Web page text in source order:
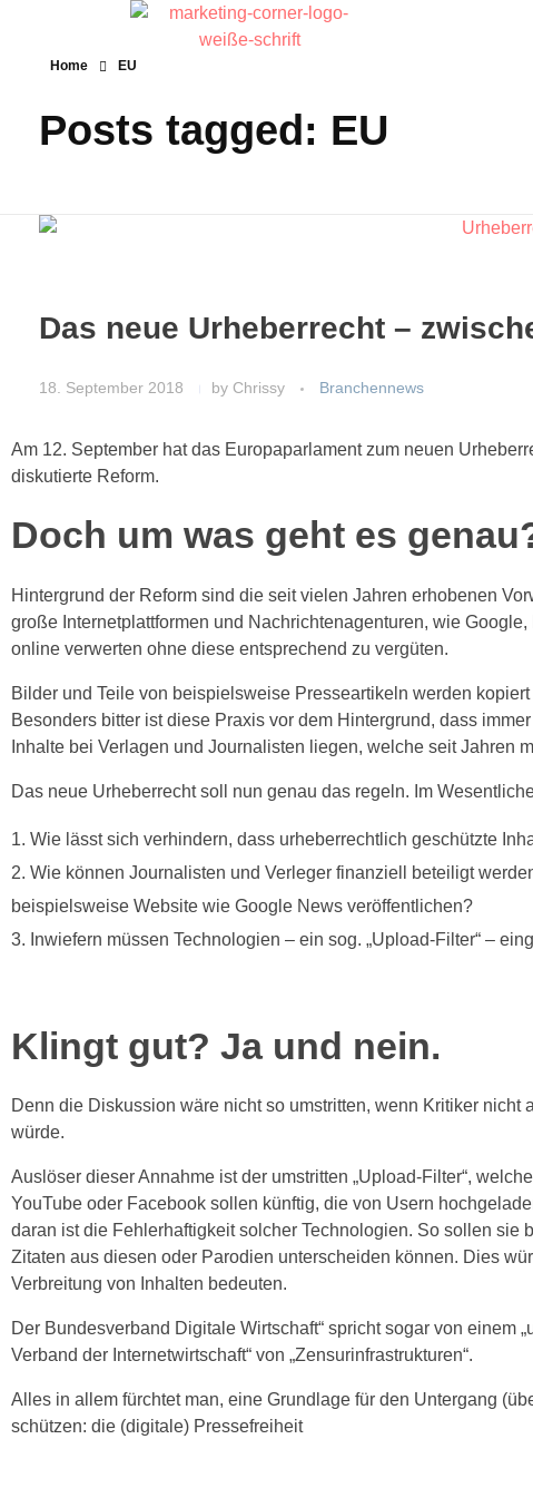
Home EU
Posts tagged: EU
Das neue Urheberrecht –
18. September 2018 by Chrissy Branchennews
Am 12. September hat das Europaparlament zum neuen
diskutierte Reform.
Doch um was geht es
Hintergrund der Reform sind die seit vielen Jahren erhobenen
große Internetplattformen und Nachrichtenagenturen, wie
online verwerten ohne diese entsprechend zu vergüten.
Bilder und Teile von beispielsweise Presseartikeln werden
Besonders bitter ist diese Praxis vor dem Hintergrund, dass
Inhalte bei Verlagen und Journalisten liegen, welche seit Jahren
Das neue Urheberrecht soll nun genau das regeln. Im
Wie lässt sich verhindern, dass urheberrechtlich geschützte
Wie können Journalisten und Verleger finanziell beteiligt
beispielsweise Website wie Google News veröffentlichen?
Inwiefern müssen Technologien – ein sog. „Upload-Filter“ –
Klingt gut? Ja und nein.
Denn die Diskussion wäre nicht so umstritten, wenn Kritiker
würde.
Auslöser dieser Annahme ist der umstritten „Upload-Filter“,
YouTube oder Facebook sollen künftig, die von Usern
daran ist die Fehlerhaftigkeit solcher Technologien. So sollen
Zitaten aus diesen oder Parodien unterscheiden können. Dies
Verbreitung von Inhalten bedeuten.
Der Bundesverband Digitale Wirtschaft“ spricht sogar von einem
Verband der Internetwirtschaft“ von „Zensurinfrastrukturen“.
Alles in allem fürchtet man, eine Grundlage für den Untergang
schützen: die (digitale) Pressefreiheit